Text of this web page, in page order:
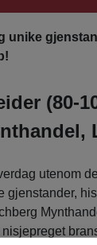
unike
(80-
utenom
gjenstander,